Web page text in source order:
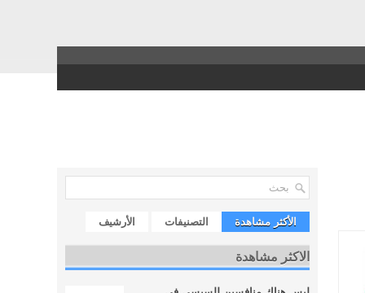
الأكثر مشاهدة التصنيفات الأرشيف
الاكثر مشاهدة